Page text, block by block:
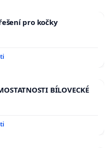
pro kočky
BÍLOVECKÉ